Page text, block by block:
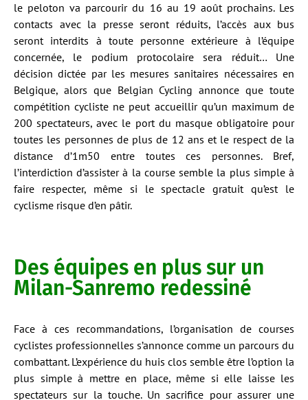
le peloton va parcourir du 16 au 19 août prochains. Les
contacts avec la presse seront réduits, l’accès aux bus
seront interdits à toute personne extérieure à l’équipe
concernée, le podium protocolaire sera réduit… Une
décision dictée par les mesures sanitaires nécessaires en
Belgique, alors que Belgian Cycling annonce que toute
compétition cycliste ne peut accueillir qu’un maximum de
200 spectateurs, avec le port du masque obligatoire pour
toutes les personnes de plus de 12 ans et le respect de la
distance d’1m50 entre toutes ces personnes. Bref,
l’interdiction d’assister à la course semble la plus simple à
faire respecter, même si le spectacle gratuit qu’est le
cyclisme risque d’en pâtir.
Des équipes en plus sur un
Milan-Sanremo redessiné
Face à ces recommandations, l’organisation de courses
cyclistes professionnelles s’annonce comme un parcours du
combattant. L’expérience du huis clos semble être l’option la
plus simple à mettre en place, même si elle laisse les
spectateurs sur la touche. Un sacrifice pour assurer une